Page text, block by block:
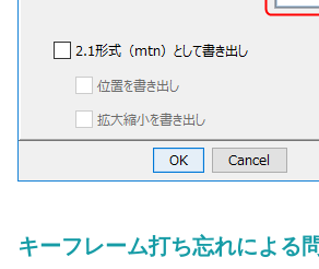
キーフレーム打ち忘れによる